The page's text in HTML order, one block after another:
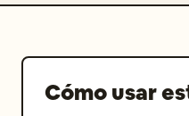
corporal, masa
peligro y una
Cómo usar